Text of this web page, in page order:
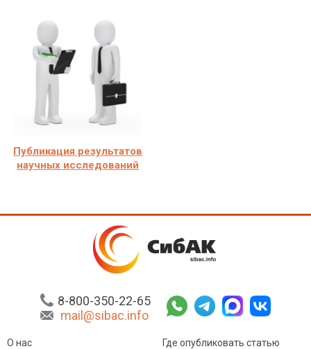
Публикация результатов
научных исследований
8-800-350-22-65
mail@sibac.info
О нас
Где опубликовать статью